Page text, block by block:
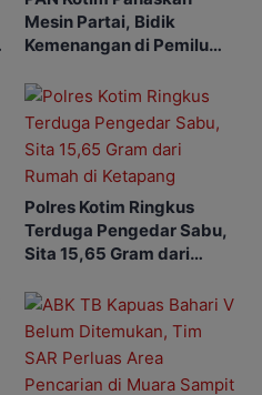
Mesin Partai, Bidik
Kemenangan di Pemilu
Polres Kotim Ringkus
Terduga Pengedar Sabu,
Sita 15,65 Gram dari